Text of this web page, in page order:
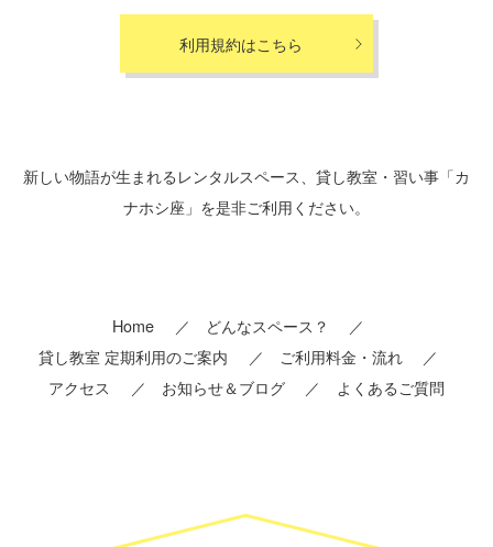
利用規約はこちら
新しい物語が生まれるレンタルスペース、貸し教室・習い事「カ
ナホシ座」を是非ご利用ください。
Home
どんなスペース？
貸し教室 定期利用のご案内
ご利用料金・流れ
アクセス
お知らせ＆ブログ よくあるご質問